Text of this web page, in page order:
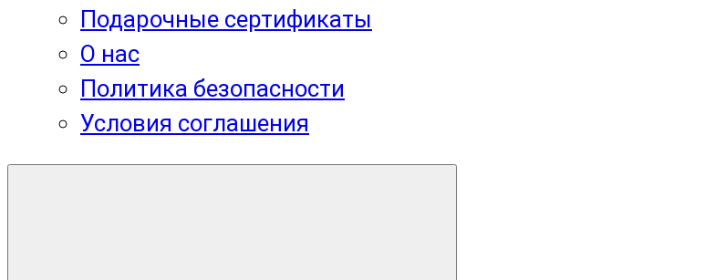
Подарочные сертификаты
О нас
Политика безопасности
Условия соглашения